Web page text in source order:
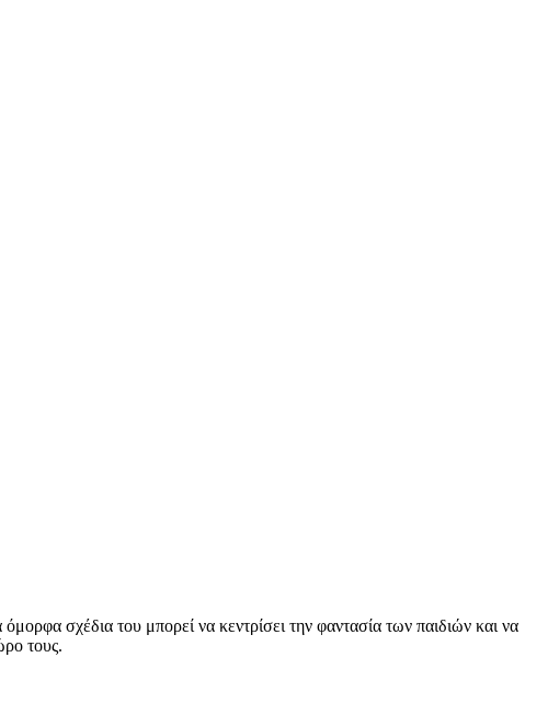
σχέδια του μπορεί να κεντρίσει την φαντασία των παιδιών και να
τους.